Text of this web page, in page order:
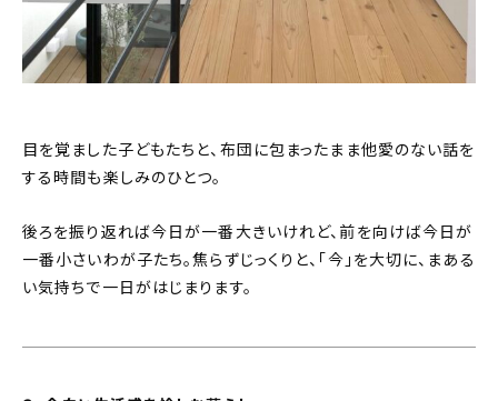
目を覚ました子どもたちと、布団に包まったまま他愛のない話を
する時間も楽しみのひとつ。
後ろを振り返れば今日が一番大きいけれど、前を向けば今日が
一番小さいわが子たち。焦らずじっくりと、「今」を大切に、まある
い気持ちで一日がはじまります。